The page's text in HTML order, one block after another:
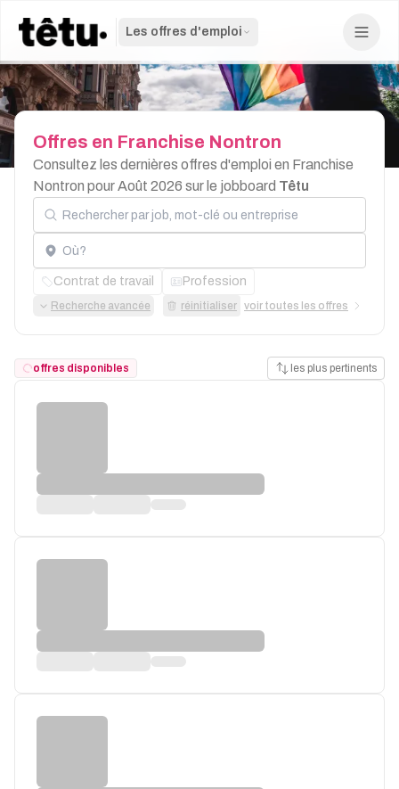
Les offres d'emploi
Offres en Franchise Nontron
Consultez les dernières offres d'emploi en Franchise
Nontron pour Août 2026 sur le jobboard Têtu
Rechercher par job, mot-clé ou entreprise
Localisation
Contrat de travail Profession
Recherche avancée réinitialiser voir toutes les offres
offres disponibles les plus pertinents